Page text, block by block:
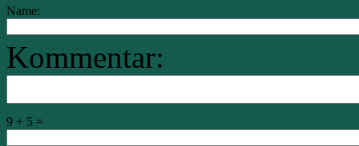
Name:
Kommentar:
9 + 5 =